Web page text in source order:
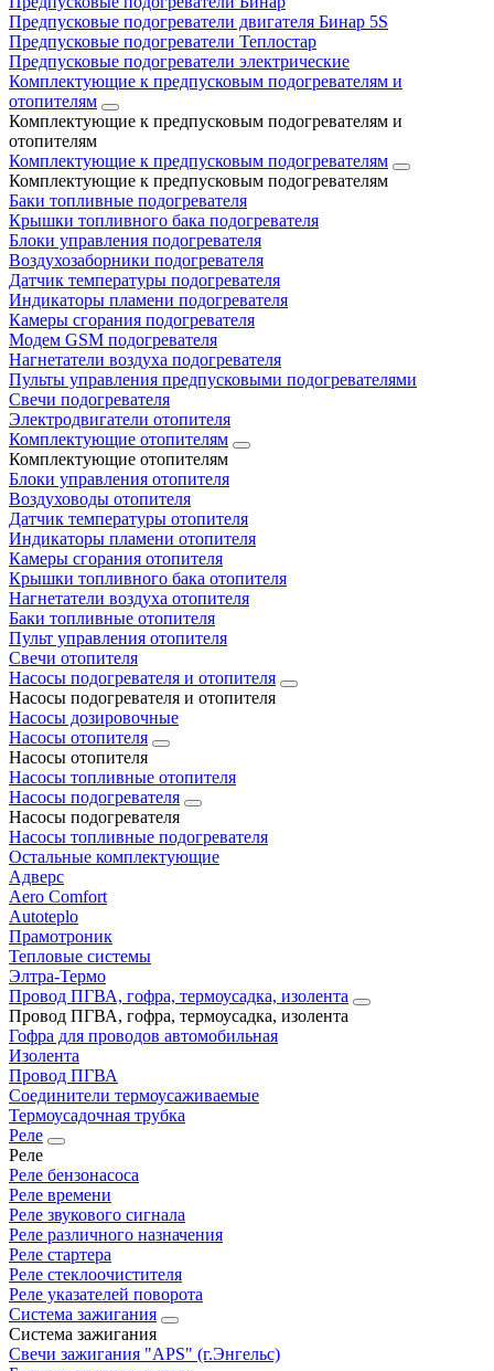
Предпусковые подогреватели двигателя Бинар 5S
Предпусковые подогреватели Теплостар
Предпусковые подогреватели электрические
Комплектующие к предпусковым подогревателям и
отопителям
Комплектующие к предпусковым подогревателям и
отопителям
Комплектующие к предпусковым подогревателям
Комплектующие к предпусковым подогревателям
Баки топливные подогревателя
Крышки топливного бака подогревателя
Блоки управления подогревателя
Воздухозаборники подогревателя
Датчик температуры подогревателя
Индикаторы пламени подогревателя
Камеры сгорания подогревателя
Модем GSM подогревателя
Нагнетатели воздуха подогревателя
Пульты управления предпусковыми подогревателями
Свечи подогревателя
Электродвигатели отопителя
Комплектующие отопителям
Комплектующие отопителям
Блоки управления отопителя
Воздуховоды отопителя
Датчик температуры отопителя
Индикаторы пламени отопителя
Камеры сгорания отопителя
Крышки топливного бака отопителя
Нагнетатели воздуха отопителя
Баки топливные отопителя
Пульт управления отопителя
Свечи отопителя
Насосы подогревателя и отопителя
Насосы подогревателя и отопителя
Насосы дозировочные
Насосы отопителя
Насосы отопителя
Насосы топливные отопителя
Насосы подогревателя
Насосы подогревателя
Насосы топливные подогревателя
Остальные комплектующие
Адверс
Aero Comfort
Autoteplo
Прамотроник
Тепловые системы
Элтра-Термо
Провод ПГВА, гофра, термоусадка, изолента
Провод ПГВА, гофра, термоусадка, изолента
Гофра для проводов автомобильная
Изолента
Провод ПГВА
Соединители термоусаживаемые
Термоусадочная трубка
Реле
Реле
Реле бензонасоса
Реле времени
Реле звукового сигнала
Реле различного назначения
Реле стартера
Реле стеклоочистителя
Реле указателей поворота
Система зажигания
Система зажигания
Свечи зажигания "APS" (г.Энгельс)